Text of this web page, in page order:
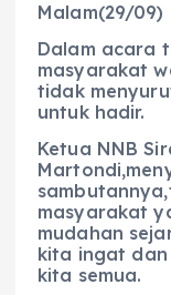
Malam(29/09)
Dalam acara
masyarakat
tidak
untuk hadir.
Ketua NNB
masyarakat
mudahan
kita ingat dan
kita semua.